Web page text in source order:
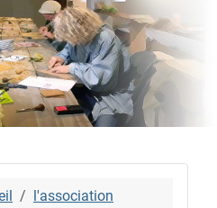
l'association